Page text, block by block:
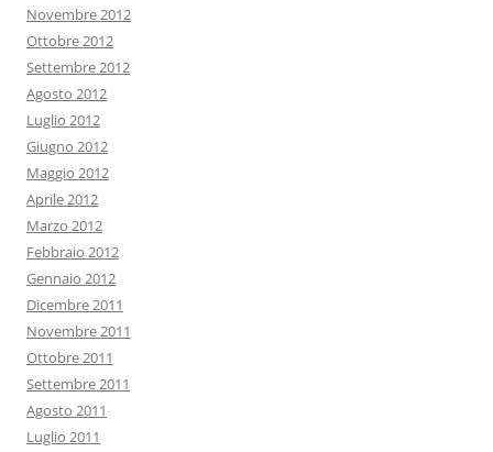
Novembre 2012
Ottobre 2012
Settembre 2012
Agosto 2012
Luglio 2012
Giugno 2012
Maggio 2012
Aprile 2012
Marzo 2012
Febbraio 2012
Gennaio 2012
Dicembre 2011
Novembre 2011
Ottobre 2011
Settembre 2011
Agosto 2011
Luglio 2011